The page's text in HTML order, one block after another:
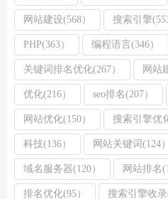
网站建设(568） 搜索引擎
PHP(363） 编程语言(346）
关键词排名优化(267） 网站
优化(216） seo排名(207）
网站优化(150） 搜索引擎优
科技(136） 网站关键词(124）
域名服务器(120） 网站排名
排名优化(95） 搜索引擎收录